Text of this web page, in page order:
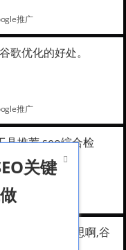
推广
歌优化的好处。
推广
具推荐,seo综合检
推广
规则是什么意思啊,谷

关键